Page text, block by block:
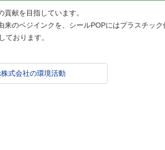
献を目指しています。
のベジインクを、シールPOPにはプラスチッ
ております。
式会社の環境活動